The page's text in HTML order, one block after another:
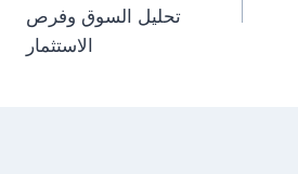
تحليل السوق وفرص
الاستثمار